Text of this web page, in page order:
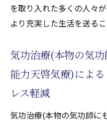
ーの目覚めがも
天啓気功治療や
天啓気功治療や
ニーの相乗効果
で内なるエネルギー
天啓気功治療や
を取り入れた多くの人々
より充実した生活を送る
気功治療(本物の気
能力天啓気療)によ
レス軽減
気功治療(本物の気功師に